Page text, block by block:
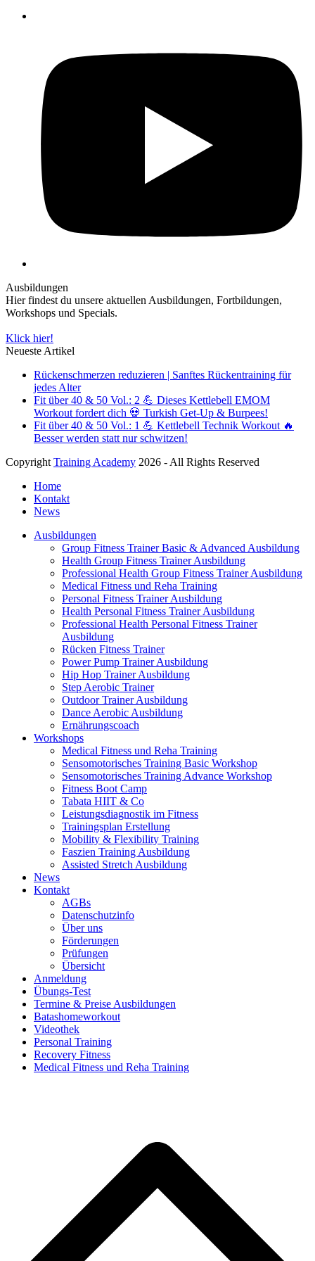
Ausbildungen
Hier findest du unsere aktuellen Ausbildungen, Fortbildungen,
Workshops und Specials.
Klick hier!
Neueste Artikel
Rückenschmerzen reduzieren | Sanftes Rückentraining für
jedes Alter
Fit über 40 & 50 Vol.: 2 💪 Dieses Kettlebell EMOM
Workout fordert dich 💀 Turkish Get-Up & Burpees!
Fit über 40 & 50 Vol.: 1 💪 Kettlebell Technik Workout 🔥
Besser werden statt nur schwitzen!
CopyrightTraining Academy 2026 - All Rights Reserved
Home
Kontakt
News
Ausbildungen
Group Fitness Trainer Basic & Advanced Ausbildung
Health Group Fitness Trainer Ausbildung
Professional Health Group Fitness Trainer Ausbildung
Medical Fitness und Reha Training
Personal Fitness Trainer Ausbildung
Health Personal Fitness Trainer Ausbildung
Professional Health Personal Fitness Trainer
Ausbildung
Rücken Fitness Trainer
Power Pump Trainer Ausbildung
Hip Hop Trainer Ausbildung
Step Aerobic Trainer
Outdoor Trainer Ausbildung
Dance Aerobic Ausbildung
Ernährungscoach
Workshops
Medical Fitness und Reha Training
Sensomotorisches Training Basic Workshop
Sensomotorisches Training Advance Workshop
Fitness Boot Camp
Tabata HIIT & Co
Leistungsdiagnostik im Fitness
Trainingsplan Erstellung
Mobility & Flexibility Training
Faszien Training Ausbildung
Assisted Stretch Ausbildung
News
Kontakt
AGBs
Datenschutzinfo
Über uns
Förderungen
Prüfungen
Übersicht
Anmeldung
Übungs-Test
Termine & Preise Ausbildungen
Batashomeworkout
Videothek
Personal Training
Recovery Fitness
Medical Fitness und Reha Training